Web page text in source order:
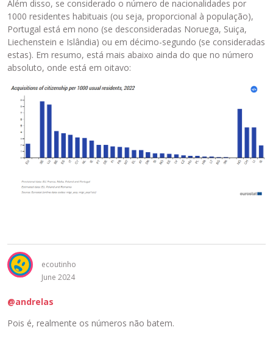
Além disso, se considerado o número de nacionalidades por
1000 residentes habituais (ou seja, proporcional à população),
Portugal está em nono (se desconsideradas Noruega, Suiça,
Liechenstein e Islândia) ou em décimo-segundo (se consideradas
estas). Em resumo, está mais abaixo ainda do que no número
absoluto, onde está em oitavo:
ecoutinho
June 2024
@andrelas
Pois é, realmente os números não batem.